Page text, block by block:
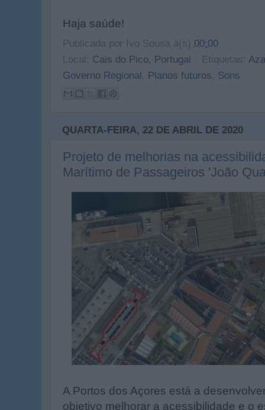
Haja saúde!
Publicada por Ivo Sousa à(s) 00:00
Local: Cais do Pico, Portugal Etiquetas:
Governo Regional, Planos futuros, Sons
QUARTA-FEIRA, 22 DE ABRIL DE 2020
Projeto de melhorias na
Marítimo de Passageiros 'João
A Portos dos Açores está a
objetivo melhorar a acessibilidade e o